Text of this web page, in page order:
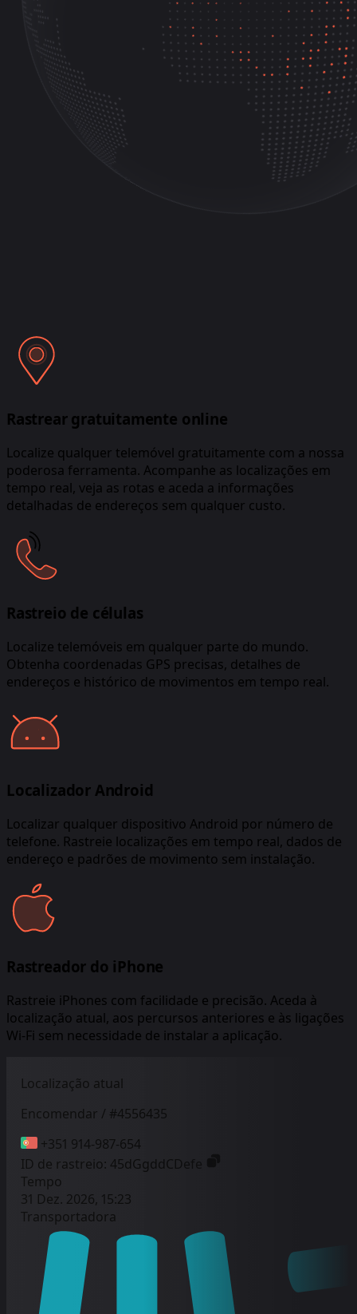
Rastrear gratuitamente online
Localize qualquer telemóvel gratuitamente com a nossa
poderosa ferramenta. Acompanhe as localizações em
tempo real, veja as rotas e aceda a informações
detalhadas de endereços sem qualquer custo.
Rastreio de células
Localize telemóveis em qualquer parte do mundo.
Obtenha coordenadas GPS precisas, detalhes de
endereços e histórico de movimentos em tempo real.
Localizador Android
Localizar qualquer dispositivo Android por número de
telefone. Rastreie localizações em tempo real, dados de
endereço e padrões de movimento sem instalação.
Rastreador do iPhone
Rastreie iPhones com facilidade e precisão. Aceda à
localização atual, aos percursos anteriores e às ligações
Wi-Fi sem necessidade de instalar a aplicação.
Localização atual
Encomendar / #4556435
+351 914-987-654
ID de rastreio: 45dGgddCDefe
Tempo
31 Dez. 2026, 15:23
Transportadora